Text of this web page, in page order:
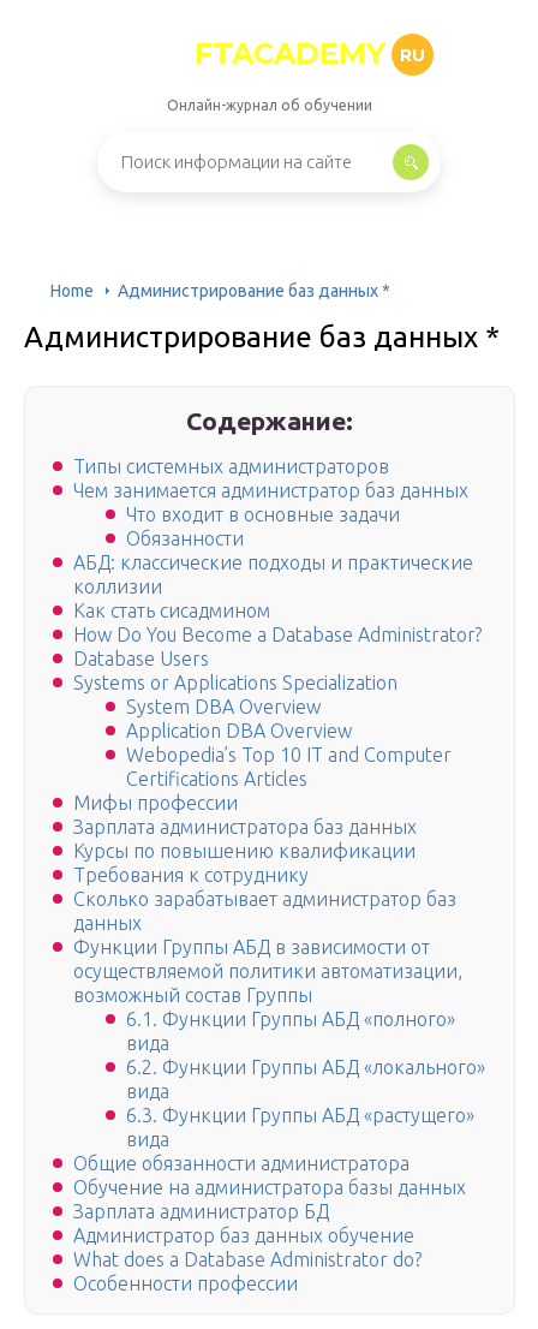
FTACADEMY RU
Онлайн-журнал об обучении
Home Администрирование баз данных *
Администрирование баз данных *
Содержание:
Типы системных администраторов
Чем занимается администратор баз данных
Что входит в основные задачи
Обязанности
АБД: классические подходы и практические
коллизии
Как стать сисадмином
How Do You Become a Database Administrator?
Database Users
Systems or Applications Specialization
System DBA Overview
Application DBA Overview
Webopedia’s Top 10 IT and Computer
Certifications Articles
Мифы профессии
Зарплата администратора баз данных
Курсы по повышению квалификации
Требования к сотруднику
Сколько зарабатывает администратор баз
данных
Функции Группы АБД в зависимости от
осуществляемой политики автоматизации,
возможный состав Группы
6.1. Функции Группы АБД «полного»
вида
6.2. Функции Группы АБД «локального»
вида
6.3. Функции Группы АБД «растущего»
вида
Общие обязанности администратора
Обучение на администратора базы данных
Зарплата администратор БД
Администратор баз данных обучение
What does a Database Administrator do?
Особенности профессии